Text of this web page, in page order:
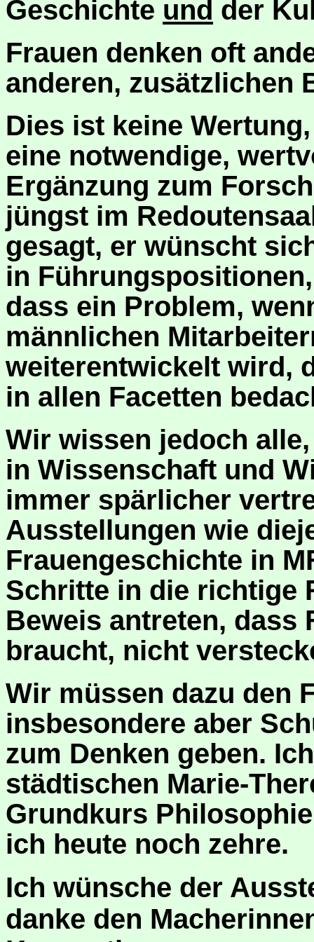
Geschichte und der
Frauen denken oft
anderen, zusätzlichen
Dies ist keine
eine notwendige,
Ergänzung zum
jüngst im
gesagt, er wünscht
in
dass ein Problem,
männlichen
weiterentwickelt wird,
in allen Facetten
Wir wissen jedoch
in Wissenschaft und
immer spärlicher
Ausstellungen wie
Frauengeschichte in
Schritte in die richtige
Beweis antreten, dass
braucht, nicht
Wir müssen dazu den
insbesondere aber
zum Denken geben.
städtischen Marie-
Grundkurs
ich heute noch zehre.
Ich wünsche der
danke den